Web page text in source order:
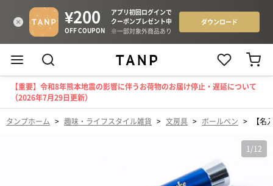
【重要】令和8年熊本地震の影響に伴うお荷物のお届け停止・遅延について
（2026年7月29日更新）
タンプホーム > 趣味・ライフスタイル雑貨 > 文房具 > ボールペン > 【
1 /12